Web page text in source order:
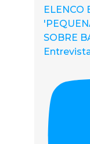
ELENCO
SOBRE